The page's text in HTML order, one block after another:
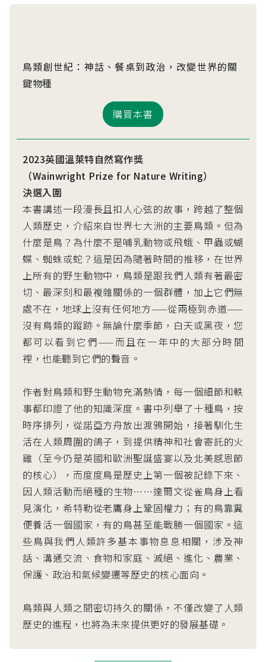
鳥類創世紀：神話、餐桌到政治，改變世界的關
鍵物種
購買本書
2023英國溫萊特自然寫作獎
（Wainwright Prize for Nature Writing）
決選入圍
本書講述一段漫長且扣人心弦的故事，跨越了整個
人類歷史，介紹來自世界七大洲的主要鳥類。但為
什麼是鳥？為什麼不是哺乳動物或飛蛾、甲蟲或蝴
蝶、蜘蛛或蛇？這是因為隨著時間的推移，在世界
上所有的野生動物中，鳥類是跟我們人類有著最密
切、最深刻和最複雜關係的一個群體，加上它們無
處不在，地球上沒有任何地方——從兩極到赤道——
沒有鳥類的蹤跡。無論什麼季節，白天或黑夜，您
都可以看到它們——而且在一年中的大部分時間
裡，也能聽到它們的聲音。
作者對鳥類和野生動物充滿熱情，每一個細節和軼
事都印證了他的知識深度。書中列舉了十種鳥，按
時序排列，從諾亞方舟放出渡鴉開始，接著馴化生
活在人類周圍的鴿子，到提供精神和社會寄託的火
雞（至今仍是英國和歐洲聖誕盛宴以及北美感恩節
的核心），而度度鳥是歷史上第一個被記錄下來、
因人類活動而絕種的生物……達爾文從雀鳥身上看
見演化，希特勒從老鷹身上鞏固權力；有的鳥靠糞
便養活一個國家，有的鳥甚至能戰勝一個國家。這
些鳥與我們人類許多基本事物息息相關，涉及神
話、溝通交流、食物和家庭、滅絕、進化、農業、
保護、政治和氣候變遷等歷史的核心面向。
鳥類與人類之間密切持久的關係，不僅改變了人類
歷史的進程，也將為未來提供更好的發展基礎。